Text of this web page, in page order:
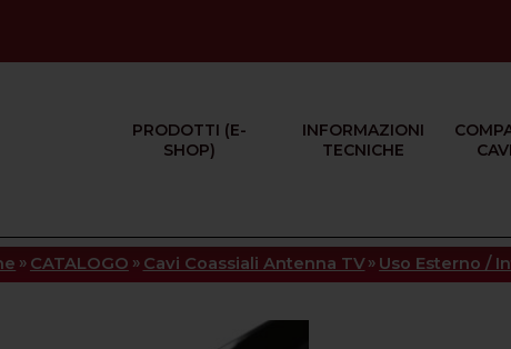
PRODOTTI (E-
SHOP)
INFORMAZIONI
TECNICHE
CAVI
» CATALOGO » Cavi Coassiali Antenna TV» Uso Esterno /